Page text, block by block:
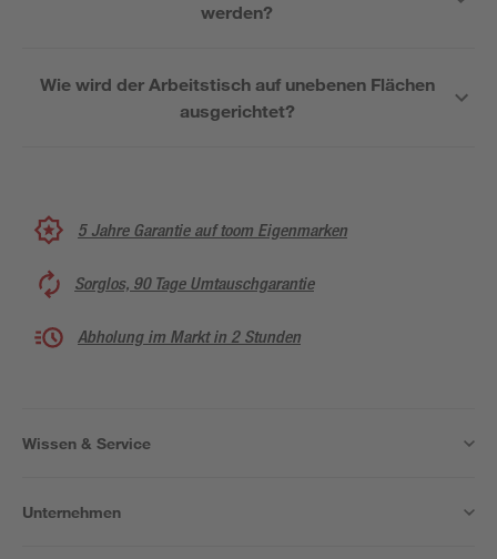
werden?
Wie wird der Arbeitstisch auf unebenen Flächen
ausgerichtet?
5 Jahre Garantie auf toom Eigenmarken
Sorglos, 90 Tage Umtauschgarantie
Abholung im Markt in 2 Stunden
Wissen & Service
Unternehmen